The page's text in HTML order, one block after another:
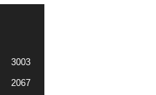
3003
2067